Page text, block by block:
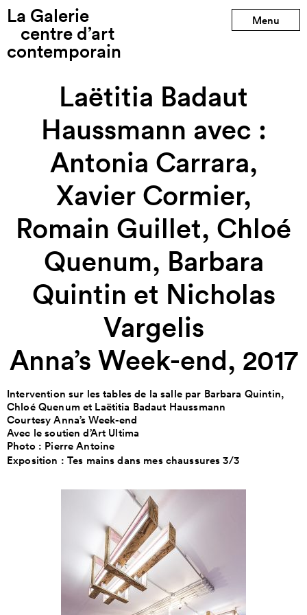
La Galerie
centre d’art
contemporain
Menu
Production précédente
Production suivante
Laëtitia Badaut
Haussmann avec :
Antonia Carrara,
Xavier Cormier,
Romain Guillet, Chloé
Quenum, Barbara
Quintin et Nicholas
Vargelis
Anna’s Week-end, 2017
Intervention sur les tables de la salle par Barbara Quintin,
Chloé Quenum et Laëtitia Badaut Haussmann
Courtesy Anna’s Week-end
Avec le soutien d’Art Ultima
Photo : Pierre Antoine
Exposition : Tes mains dans mes chaussures 3/3